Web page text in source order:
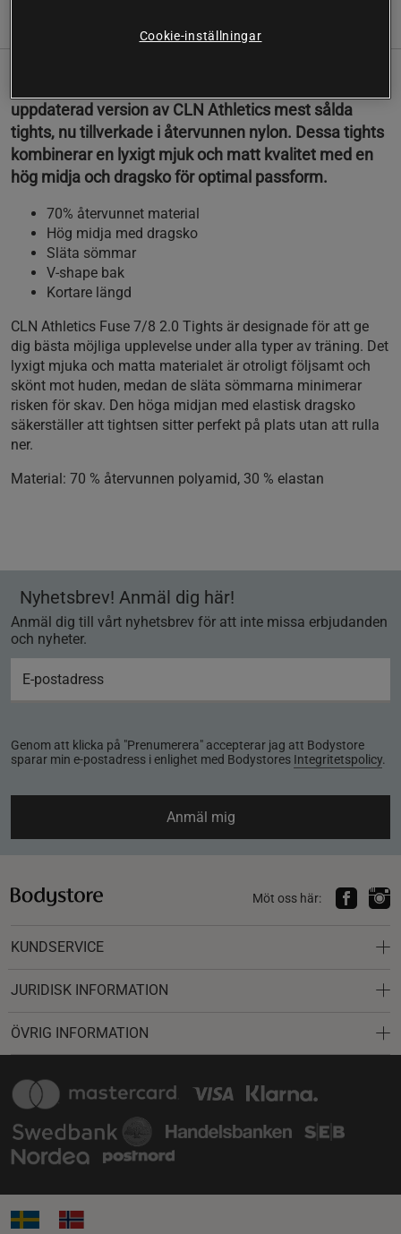
Recensioner
uppdaterad version av CLN Athletics mest sålda
tights, nu tillverkade i återvunnen nylon. Dessa tights
kombinerar en lyxigt mjuk och matt kvalitet med en
hög midja och dragsko för optimal passform.
70% återvunnet material
Hög midja med dragsko
Släta sömmar
V-shape bak
Kortare längd
CLN Athletics Fuse 7/8 2.0 Tights är designade för att ge
dig bästa möjliga upplevelse under alla typer av träning. Det
lyxigt mjuka och matta materialet är otroligt följsamt och
skönt mot huden, medan de släta sömmarna minimerar
risken för skav. Den höga midjan med elastisk dragsko
säkerställer att tightsen sitter perfekt på plats utan att rulla
ner.
Material: 70 % återvunnen polyamid, 30 % elastan
Nyhetsbrev! Anmäl dig här!
Anmäl dig till vårt nyhetsbrev för att inte missa erbjudanden
och nyheter.
Genom att klicka på "Prenumerera" accepterar jag att Bodystore
sparar min e-postadress i enlighet med Bodystores Integritetspolicy.
Anmäl mig
Möt oss här:
KUNDSERVICE
JURIDISK INFORMATION
ÖVRIG INFORMATION
Cookie-inställningar